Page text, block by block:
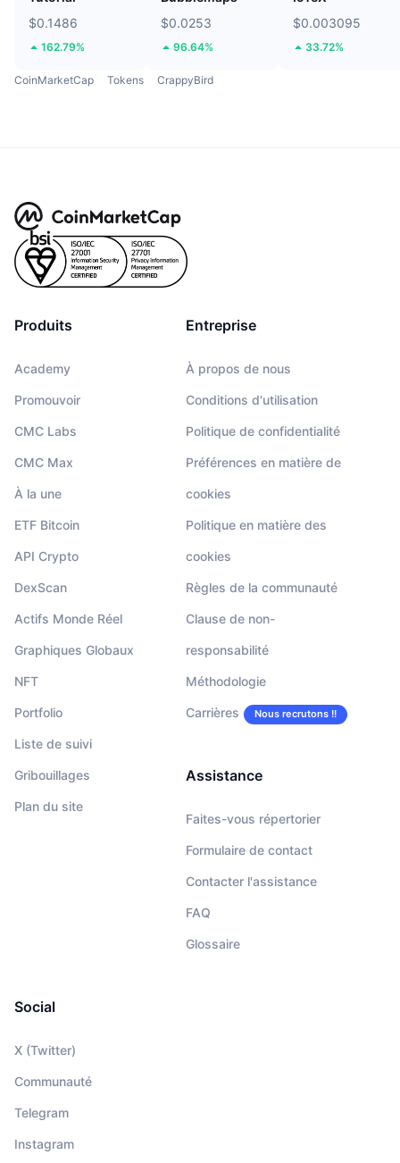
$0.1486
162.79%
$0.0253
96.64%
$0.003095
33.72%
CoinMarketCap Tokens CrappyBird
Produits
Academy
Promouvoir
CMC Labs
CMC Max
À la une
ETF Bitcoin
API Crypto
DexScan
Actifs Monde Réel
Graphiques Globaux
NFT
Portfolio
Liste de suivi
Gribouillages
Plan du site
Entreprise
À propos de nous
Conditions d'utilisation
Politique de confidentialité
Préférences en matière de
cookies
Politique en matière des
cookies
Règles de la communauté
Clause de non-
responsabilité
Méthodologie
Carrières Nous recrutons !!
Assistance
Faites-vous répertorier
Formulaire de contact
Contacter l'assistance
FAQ
Glossaire
Social
X (Twitter)
Communauté
Telegram
Instagram